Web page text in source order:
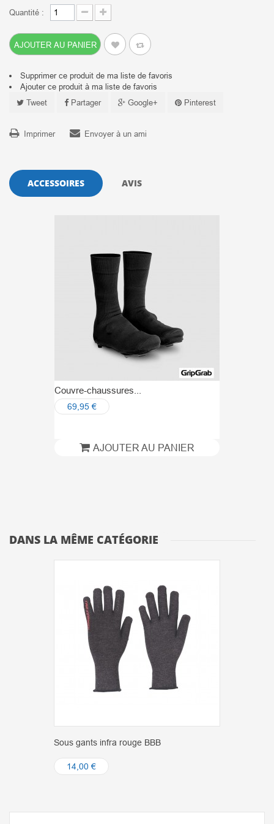
Quantité :
AJOUTER AU PANIER
Supprimer ce produit de ma liste de favoris
Ajouter ce produit à ma liste de favoris
Tweet
Partager Google+ Pinterest
Imprimer Envoyer à un ami
ACCESSOIRES AVIS
Couvre-chaussures...
69,95 €
AJOUTER AU PANIER
DANS LA MÊME CATÉGORIE
Sous gants infra rouge BBB
14,00 €